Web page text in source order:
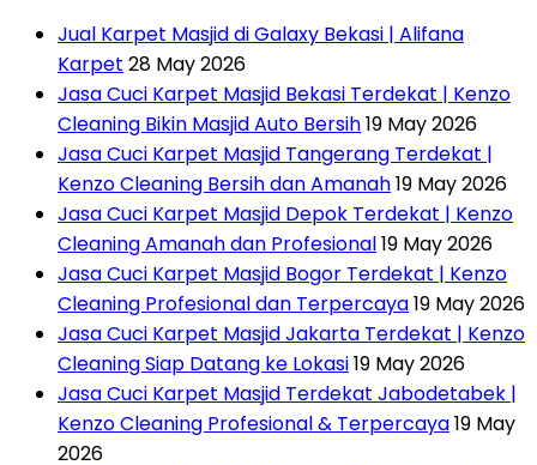
Jual Karpet Masjid di Galaxy Bekasi | Alifana
Karpet 28 May 2026
Jasa Cuci Karpet Masjid Bekasi Terdekat | Kenzo
Cleaning Bikin Masjid Auto Bersih19 May 2026
Jasa Cuci Karpet Masjid Tangerang Terdekat |
Kenzo Cleaning Bersih dan Amanah19 May 2026
Jasa Cuci Karpet Masjid Depok Terdekat | Kenzo
Cleaning Amanah dan Profesional19 May 2026
Jasa Cuci Karpet Masjid Bogor Terdekat | Kenzo
Cleaning Profesional dan Terpercaya19 May 2026
Jasa Cuci Karpet Masjid Jakarta Terdekat | Kenzo
Cleaning Siap Datang ke Lokasi19 May 2026
Jasa Cuci Karpet Masjid Terdekat Jabodetabek |
Kenzo Cleaning Profesional & Terpercaya19 May
2026